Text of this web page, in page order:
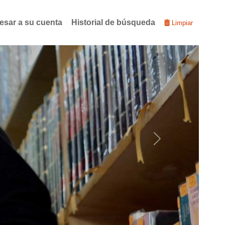
a su cuenta Historial de búsqueda Limpiar
Next